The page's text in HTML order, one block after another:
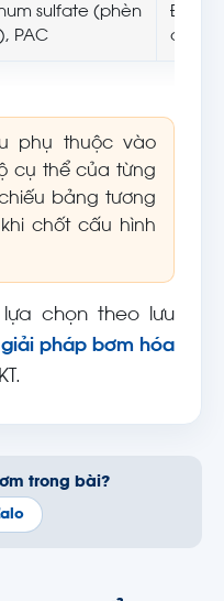
sulfate (phèn
PAC
Định
phụ thuộc vào
cụ thể của từng
bảng tương
chốt cấu hình
chọn theo lưu
giải pháp bơm hóa
trong bài?